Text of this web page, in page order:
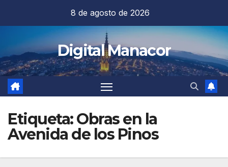
contenido
8 de agosto de 2026
Digital Manacor
Etiqueta:Obras en la
Avenida de los Pinos